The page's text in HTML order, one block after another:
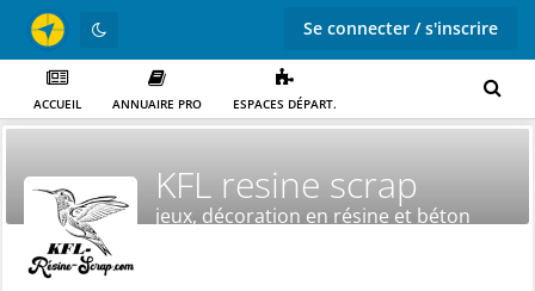
Se connecter / s'inscrire
ACCUEIL ANNUAIRE PRO ESPACES DÉPART.
KFL resine scrap
jeux, décoration en résine et béton